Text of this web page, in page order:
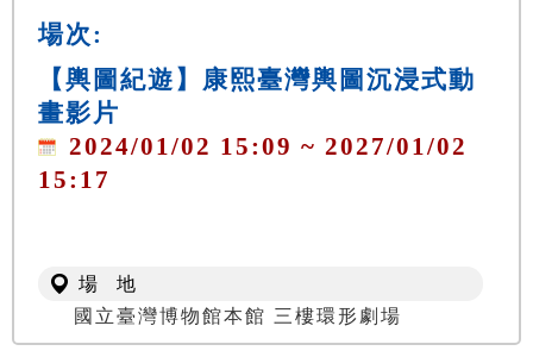
場次:
【輿圖紀遊】康熙臺灣輿圖沉浸式動
畫影片
2024/01/02 15:09 ~ 2027/01/02
15:17
場 地
國立臺灣博物館本館 三樓環形劇場